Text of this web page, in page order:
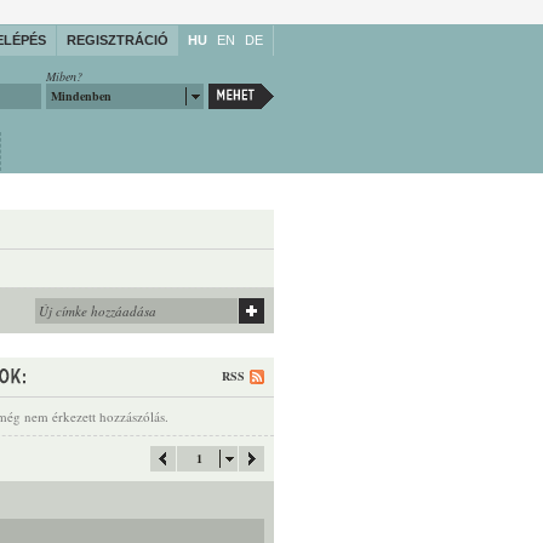
REGISZTRÁCIÓ HU EN DE
Miben?
Mindenben
RSS
nem érkezett hozzászólás.
1